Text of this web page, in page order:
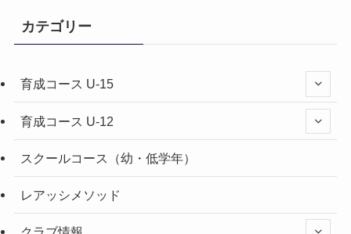
カテゴリー
育成コース U-15
育成コース U-12
スクールコース（幼・低学年）
レアッシメソッド